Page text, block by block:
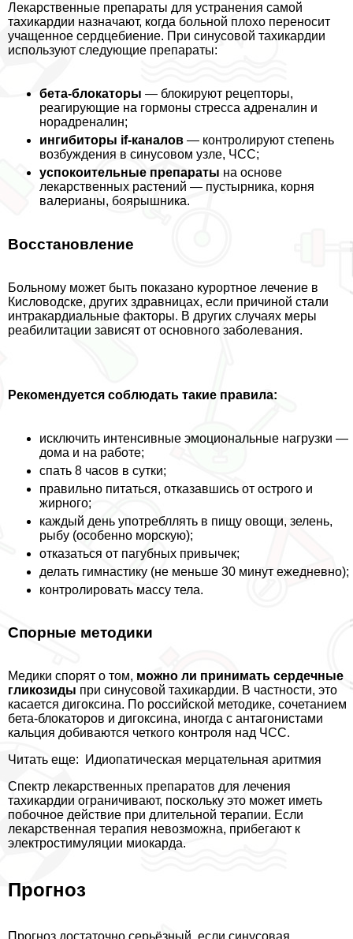
Лекарственные препараты для устранения самой
тахикардии назначают, когда больной плохо переносит
учащенное сердцебиение. При синусовой тахикардии
используют следующие препараты:
бета-блокаторы — блокируют рецепторы,
реагирующие на гормоны стресса адреналин и
норадреналин;
ингибиторы if-каналов — контролируют степень
возбуждения в синусовом узле, ЧСС;
успокоительные препараты на основе
лекарственных растений — пустырника, корня
валерианы, боярышника.
Восстановление
Больному может быть показано курортное лечение в
Кисловодске, других здравницах, если причиной стали
интpaкардиальные факторы. В других случаях меры
реабилитации зависят от основного заболевания.
Рекомендуется соблюдать такие правила:
исключить интенсивные эмоциональные нагрузки —
дома и на работе;
спать 8 часов в сутки;
правильно питаться, отказавшись от острого и
жирного;
каждый день употрeбллять в пищу овощи, зелень,
рыбу (особенно морскую);
отказаться от пагубных привычек;
делать гимнастику (не меньше 30 минут ежедневно);
контролировать массу тела.
Спopные методики
Медики спорят о том, можно ли принимать сердечные
гликозиды при синусовой тахикардии. В частности, это
касается дигоксина. По российской методике, сочетанием
бета-блокаторов и дигоксина, иногда с антагонистами
кальция добиваются четкого контроля над ЧСС.
Читать еще:
Идиопатическая мерцательная аритмия
Спектр лекарственных препаратов для лечения
тахикардии ограничивают, поскольку это может иметь
побочное действие при длительной терапии. Если
лекарственная терапия невозможна, прибегают к
электростимуляции миокарда.
Прогноз
Прогноз достаточно серьёзный, если синусовая